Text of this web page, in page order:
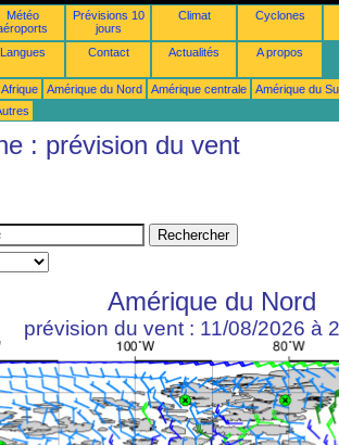
Météo
Prévisions 10
jours
Climat Cyclones
Langues Contact Actualités A propos
Afrique Amérique du Nord Amérique centrale
Amérique du
: prévision du vent
Amérique du Nord
prévision du vent : 11/08/2026 à